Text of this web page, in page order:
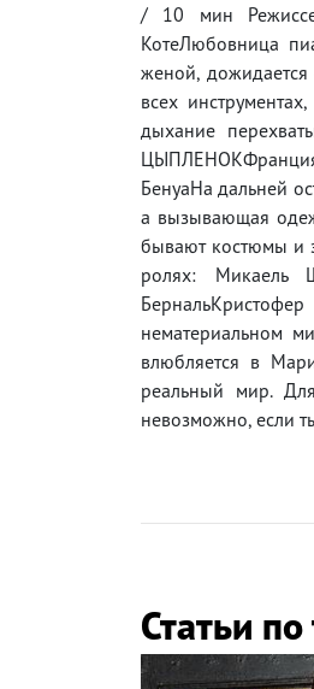
/ 10 мин
КотеЛюбовница
женой, дожидается
всех
дыхание
БенуаНа дальней
а вызывающая
бывают костюмы и
ролях: Микаель
нематериальном
влюбляется в
реальный мир.
невозможно, если
Статьи